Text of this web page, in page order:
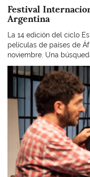
Festival
Argentina
La 14 edición del ciclo
películas de países de
noviembre. Una
Imagen